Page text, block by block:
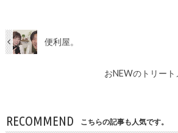
便利屋。
おNEWのトリート
RECOMMEND こちらの記事も人気です。